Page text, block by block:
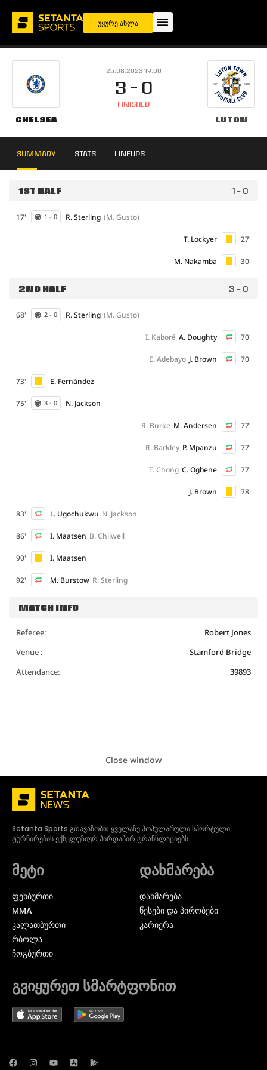
უყურე ახლა
Chelsea
25.08.2023 19:00
3 - 0
FINISHED
Luton
SUMMARY STATS LINEUPS
1ST HALF 1 - 0
17' 1 - 0 R. Sterling (M. Gusto)
27'
T. Lockyer
30'
M. Nakamba
2ND HALF 3 - 0
68' 2 - 0 R. Sterling (M. Gusto)
70'
A. Doughty
I. Kaboré
70'
J. Brown
E. Adebayo
73' E. Fernández
75' 3 - 0 N. Jackson
77'
M. Andersen
R. Burke
77'
P. Mpanzu
R. Barkley
77'
C. Ogbene
T. Chong
78'
J. Brown
83' L. Ugochukwu N. Jackson
86' I. Maatsen B. Chilwell
90' I. Maatsen
92' M. Burstow R. Sterling
MATCH INFO
Referee:
Robert Jones
Venue :
Stamford Bridge
Attendance:
39893
Close window
Setanta Sports გთავაზობთ ყველაზე პოპულარული სპორტული
ტურნირების ექსკლუზიურ პირდაპირ ტრანსლაციებს.
მეტი
ᲤᲔᲮᲑᲣᲠᲗᲘ
MMA
ᲙᲐᲚᲐᲗᲑᲣᲠᲗᲘ
ᲠᲑᲝᲚᲐ
ᲩᲝᲒᲑᲣᲠᲗᲘ
დახმარება
დახმარება
წესები და პირობები
კარიერა
გვიყურეთ სმარტფონით